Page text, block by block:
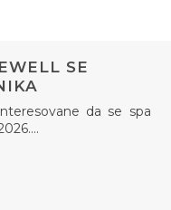
SE
da se spa